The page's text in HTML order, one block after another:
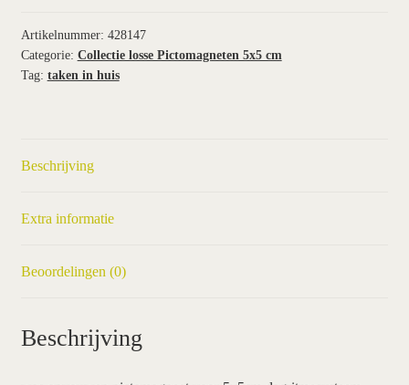
Artikelnummer: 428147
Categorie: Collectie losse Pictomagneten 5x5 cm
Tag: taken in huis
Beschrijving
Extra informatie
Beoordelingen (0)
Beschrijving